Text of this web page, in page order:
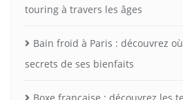
touring à travers les âges
Bain froid à Paris : découvrez
secrets de ses bienfaits
Boxe française : découvrez les